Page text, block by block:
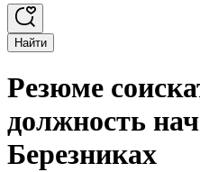
Найти
Резюме
должность
Березниках